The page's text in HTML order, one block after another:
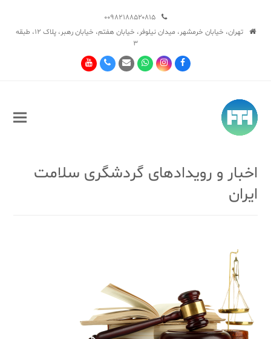
تهران، خیابان خرمشهر، میدان نیلوفر، خیابان هفتم، خیابان رهبر، پلاک ۱۲، طبقه
۳
Facebook
Instagram
Whatsapp
Email
Phone
Youtube
اخبار و رویدادهای گردشگری سلامت
ایران